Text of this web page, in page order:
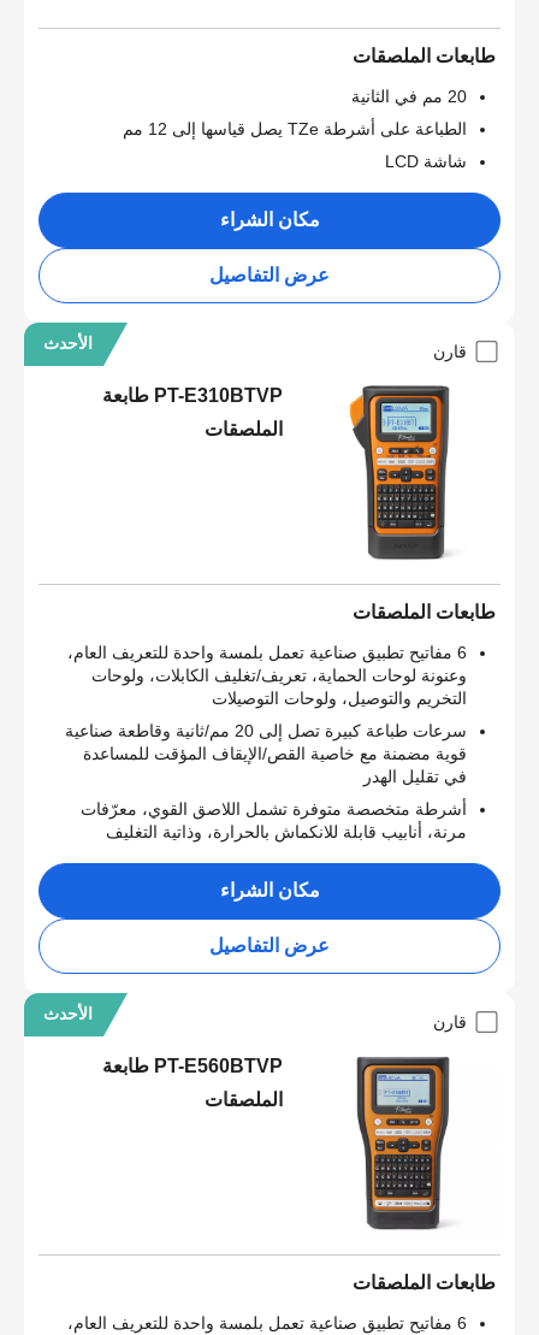
طابعات الملصقات
20 مم في الثانية
الطباعة على أشرطة TZe يصل قياسها إلى 12 مم
شاشة LCD
مكان الشراء
عرض التفاصيل
الأحدث قارن
PT-E310BTVP طابعة
الملصقات
طابعات الملصقات
6 مفاتيح تطبيق صناعية تعمل بلمسة واحدة للتعريف العام،
وعنونة لوحات الحماية، تعريف/تغليف الكابلات، ولوحات
التخريم والتوصيل، ولوحات التوصيلات
سرعات طباعة كبيرة تصل إلى 20 مم/ثانية وقاطعة صناعية
قوية مضمنة مع خاصية القص/الإيقاف المؤقت للمساعدة
في تقليل الهدر
أشرطة متخصصة متوفرة تشمل اللاصق القوي، معرّفات
مرنة، أنابيب قابلة للانكماش بالحرارة، وذاتية التغليف
مكان الشراء
عرض التفاصيل
الأحدث قارن
PT-E560BTVP طابعة
الملصقات
طابعات الملصقات
6 مفاتيح تطبيق صناعية تعمل بلمسة واحدة للتعريف العام،